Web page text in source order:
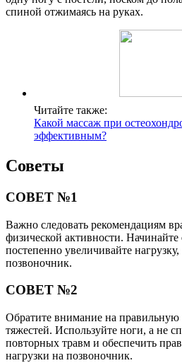
спиной отжимаясь на руках.
Читайте также:
Какой массаж при
эффективным?
Советы
СОВЕТ №1
Важно следовать рекомендациям
физической активности.
постепенно увеличивайте
позвоночник.
СОВЕТ №2
Обратите внимание на правильную
тяжестей. Используйте ноги, а не
повторных травм и обеспечить
нагрузки на позвоночник.